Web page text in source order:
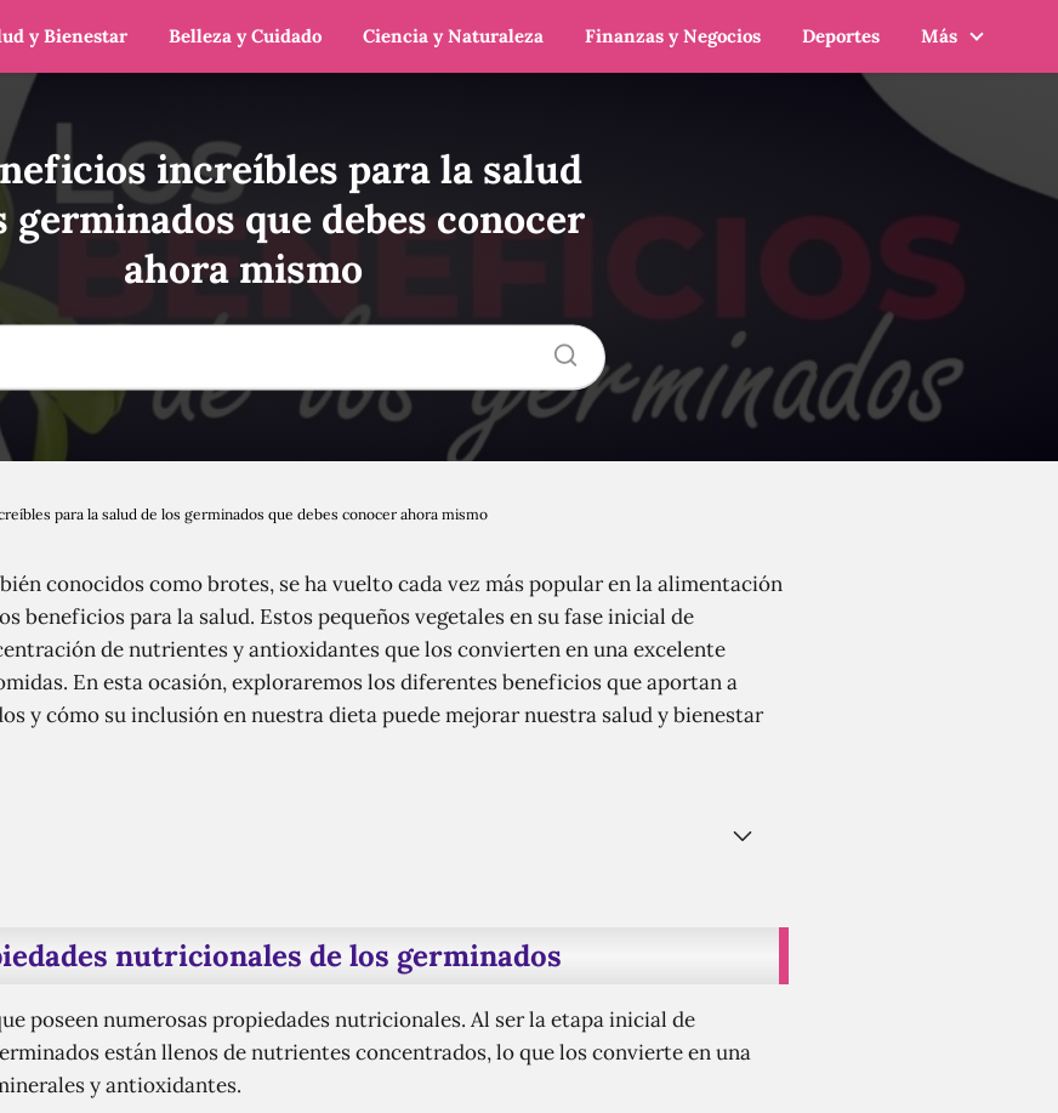
y Bienestar Belleza y Cuidado Ciencia y Naturaleza Finanzas y Negocios Deportes Más
increíbles para la salud
germinados que debes conocer
ahora mismo
para la salud de los germinados que debes conocer ahora mismo
conocidos como brotes, se ha vuelto cada vez más popular en la alimentación
beneficios para la salud. Estos pequeños vegetales en su fase inicial de
de nutrientes y antioxidantes que los convierten en una excelente
En esta ocasión, exploraremos los diferentes beneficios que aportan a
y cómo su inclusión en nuestra dieta puede mejorar nuestra salud y bienestar
nutricionales de los germinados
poseen numerosas propiedades nutricionales. Al ser la etapa inicial de
están llenos de nutrientes concentrados, lo que los convierte en una
y antioxidantes.